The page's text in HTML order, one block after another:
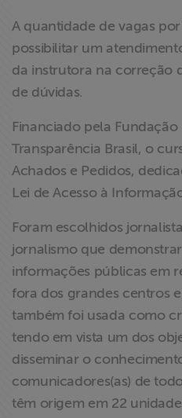
>> Conteúdo
exclusivo para
associados
newsletter
Fale Conosco
A quantidade de vagas
possibilitar um
da instrutora na correção
de dúvidas.
Financiado pela
Transparência Brasil, o
Achados e Pedidos,
Lei de Acesso à
Foram escolhidos
jornalismo que
informações públicas em
fora dos grandes centros
também foi usada como
tendo em vista um dos
disseminar o
comunicadores(as) de
têm origem em 22